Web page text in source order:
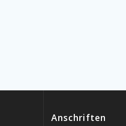
Anschriften